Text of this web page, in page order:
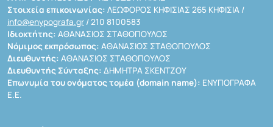
Στοιχεία επικοινωνίας: ΛΕΩΦΟΡΟΣ ΚΗΦΙΣΙΑΣ 265 ΚΗΦΙΣΙΑ /
info@enypografa.gr / 210 8100583
Ιδιοκτήτης: ΑΘΑΝΑΣΙΟΣ ΣΤΑΘΟΠΟΥΛΟΣ
Νόμιμος εκπρόσωπος: ΑΘΑΝΑΣΙΟΣ ΣΤΑΘΟΠΟΥΛΟΣ
Διευθυντής: ΑΘΑΝΑΣΙΟΣ ΣΤΑΘΟΠΟΥΛΟΣ
Διευθυντής Σύνταξης: ΔΗΜΗΤΡΑ ΣΚΕΝΤΖΟΥ
Επωνυμία του ονόματος τομέα (domain name): ΕΝΥΠΟΓΡΑΦΑ
Ε.Ε.